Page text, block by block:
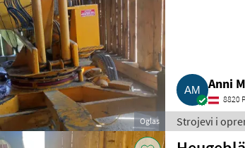
Oglas
Anni
8820
Strojevi i